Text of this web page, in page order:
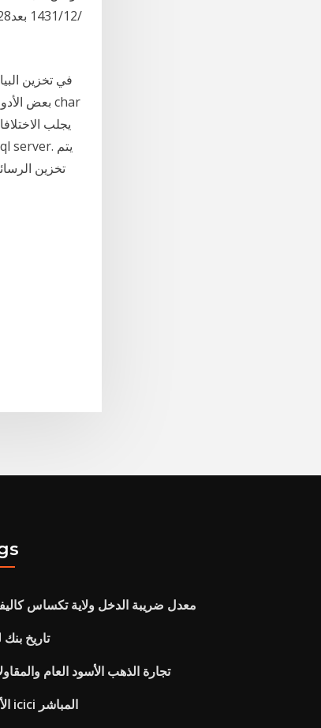
في تخزين
تخزين
معدل ضريبة الدخل ولاية تكساس
تاريخ بنك
تجارة الذهب الأسود العام
الأسهم icici المباشر